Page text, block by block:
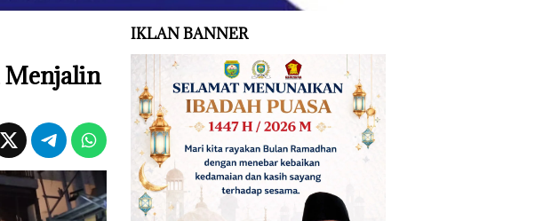
Menjalin
IKLAN BANNER